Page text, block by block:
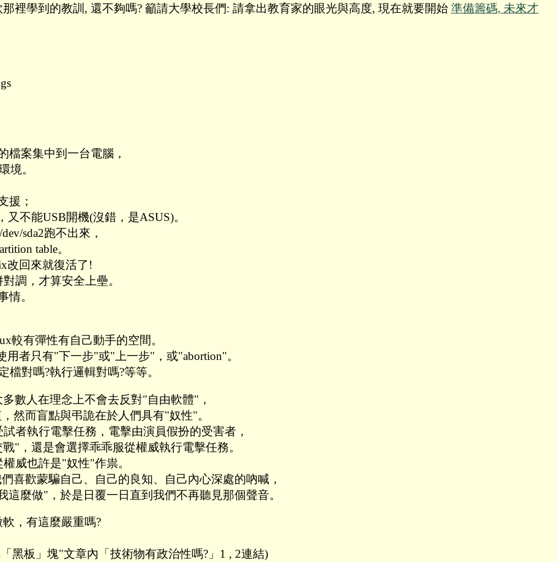
裡學到的教訓, 還不夠嗎? 籲請大學校長們: 請拿出教育家的眼光與高度, 現在就要開始 準備籌碼, 未來才
檔案集中到一台電腦，
境。
援；
不能USB開機(沒錯，是ASUS)。
sda2跑不出來，
table。
改回來就復活了!
調，才算安全上壘。
情。
較有彈性有自己動手的空間。
者只有"下一步"或"上一步"，或"abortion"。
對嗎?執行邏輯對嗎?等等。
數人在理念上不會去反對"自由軟體"，
然而盲點與弔詭在於人們具有"奴性"。
者執行電擊任務，電擊由演員假扮的受害者，
"，還是會選擇乖乖服從權威執行電擊任務。
威也許是"奴性"作祟。
喜歡蒙騙自己、自己的良知、自己內心深處的吶喊，
麼做"，於是日覆一日直到我們不再聽見那個聲音。
，有這麼嚴重嗎?
黑板」塊"文章內「技術物有政治性嗎?」1 , 2連結)